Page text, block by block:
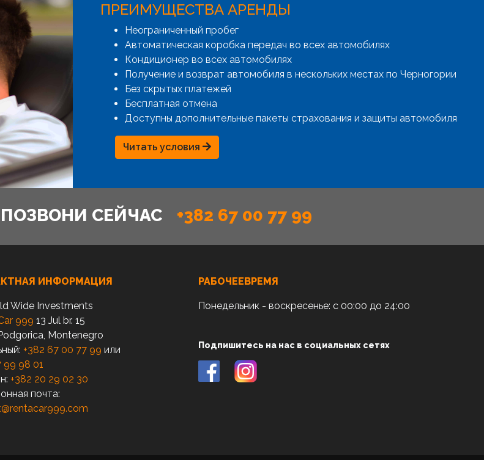
ПРЕИМУЩЕСТВА АРЕНДЫ
Неограниченный пробег
Автоматическая коробка передач во всех автомобилях
Кондиционер во всех автомобилях
Получение и возврат автомобиля в нескольких местах по Черногории
Без скрытых платежей
Бесплатная отмена
Доступны дополнительные пакеты страхования и защиты автомобиля
Читать условия
СЕЙЧАС +382 67 00 77 99
ИНФОРМАЦИЯ
Wide Investments
999 13 Jul br. 15
Montenegro
+382 67 00 77 99 или
99 98 01
+382 20 29 02 30
почта:
РАБОЧЕЕВРЕМЯ
Понедельник - воскресенье: с 00:00 до 24:00
Подпишитесь на нас в социальных сетях